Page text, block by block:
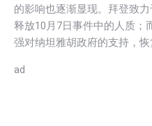
的影响也逐渐显现。拜登致
释放10月7日事件中的人质；
强对纳坦雅胡政府的支持，恢
ad